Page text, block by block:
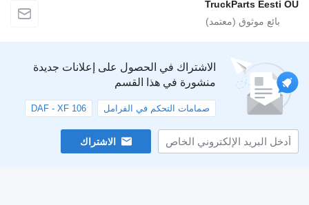
TruckParts Eesti
الاشتراك في الحصول على إعلانات جديدة
منشورة في هذا القسم
صمامات التحكم في الفرامل DAF - XF 106
الاشتراك